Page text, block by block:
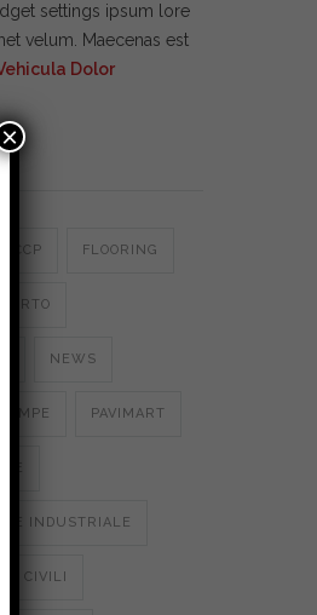
settings ipsum lore
velum. Maecenas est
Dolor
FLOORING
NEWS
PAVIMART
INDUSTRIALE
CIVILI
×